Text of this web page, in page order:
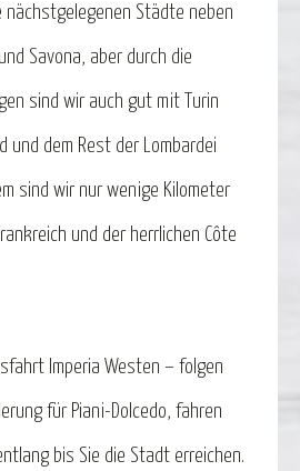
nächstgelegenen Städte neben
Savona, aber durch die
sind wir auch gut mit Turin
und dem Rest der Lombardei
sind wir nur wenige Kilometer
und der herrlichen Côte
Imperia Westen – folgen
für Piani-Dolcedo, fahren
bis Sie die Stadt erreichen.